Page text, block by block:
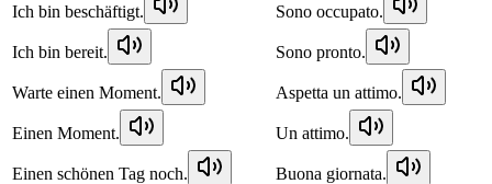
Ich bin beschäftigt. Sono occupato.
Ich bin bereit. Sono pronto.
Warte einen Moment. Aspetta un attimo.
Einen Moment. Un attimo.
Einen schönen Tag noch. Buona giornata.